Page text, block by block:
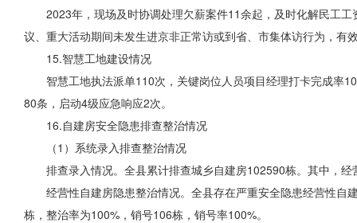
2023年，现场及时协调处理欠薪案件11余起，及时化解民工
议、重大活动期间未发生进京非正常访或到省、市集体访行为，有
15.智慧工地建设情况
智慧工地执法派单110次，关键岗位人员项目经理打卡完成率
80条，启动4级应急响应2次。
16.自建房安全隐患排查整治情况
（1）系统录入排查整治情况
排查录入情况。全县累计排查城乡自建房102590栋。其中，
经营性自建房隐患整治情况。全县存在严重安全隐患经营性
栋，整治率为100%，销号106栋，销号率100%。